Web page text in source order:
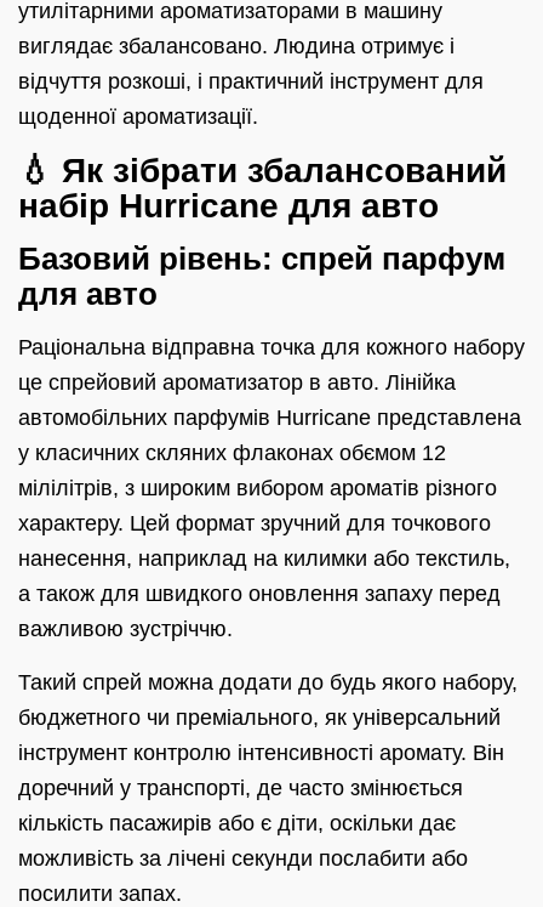
утилітарними ароматизаторами в машину
виглядає збалансовано. Людина отримує і
відчуття розкоші, і практичний інструмент для
щоденної ароматизації.
💧 Як зібрати збалансований
набір Hurricane для авто
Базовий рівень: спрей парфум
для авто
Раціональна відправна точка для кожного набору
це спрейовий ароматизатор в авто. Лінійка
автомобільних парфумів Hurricane представлена
у класичних скляних флаконах обємом 12
мілілітрів, з широким вибором ароматів різного
характеру. Цей формат зручний для точкового
нанесення, наприклад на килимки або текстиль,
а також для швидкого оновлення запаху перед
важливою зустріччю.
Такий спрей можна додати до будь якого набору,
бюджетного чи преміального, як універсальний
інструмент контролю інтенсивності аромату. Він
доречний у транспорті, де часто змінюється
кількість пасажирів або є діти, оскільки дає
можливість за лічені секунди послабити або
посилити запах.